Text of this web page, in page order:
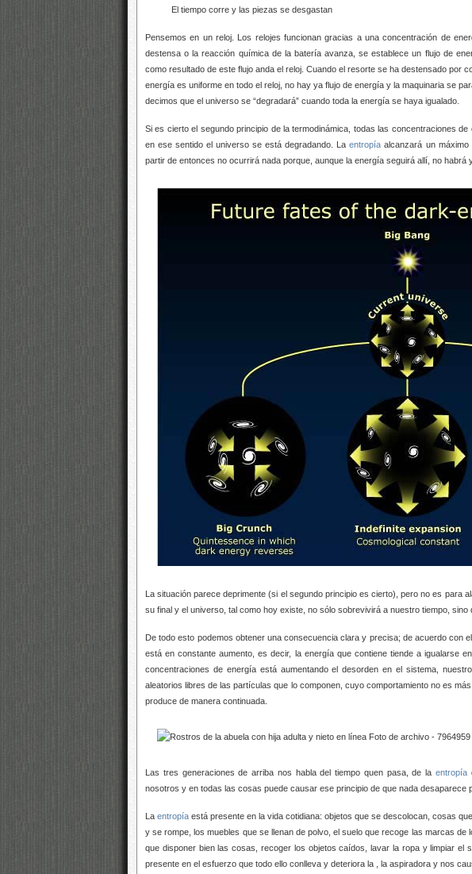
El tiempo corre y las piezas se desgastan
Pensemos en un reloj. Los relojes funcionan gracias a una concentración de
destensa o la reacción química de la batería avanza, se establece un flujo de
como resultado de este flujo anda el reloj. Cuando el resorte se ha destensado por
energía es uniforme en todo el reloj, no hay ya flujo de energía y la maquinaria se
decimos que el universo se “degradará” cuando toda la energía se haya igualado.
Si es cierto el segundo principio de la termodinámica, todas las concentraciones
en ese sentido el universo se está degradando. Laentropía alcanzará un máximo
partir de entonces no ocurrirá nada porque, aunque la energía seguirá allí, no habrá
La situación parece deprimente (si el segundo principio es cierto), pero no es para
su final y el universo, tal como hoy existe, no sólo sobrevivirá a nuestro tiempo, sino
De todo esto podemos obtener una consecuencia clara y precisa; de acuerdo con
está en constante aumento, es decir, la energía que contiene tiende a igualarse
concentraciones de energía está aumentando el desorden en el sistema,
aleatorios libres de las partículas que lo componen, cuyo comportamiento no es
produce de manera continuada.
Las tres generaciones de arriba nos habla del tiempo quen pasa, de la entropía
nosotros y en todas las cosas puede causar ese principio de que nada desaparece
La entropía está presente en la vida cotidiana: objetos que se descolocan, cosas
y se rompe, los muebles que se llenan de polvo, el suelo que recoge las marcas de
que disponer bien las cosas, recoger los objetos caídos, lavar la ropa y limpiar el
presente en el esfuerzo que todo ello conlleva y deteriora la
, la aspiradora y nos